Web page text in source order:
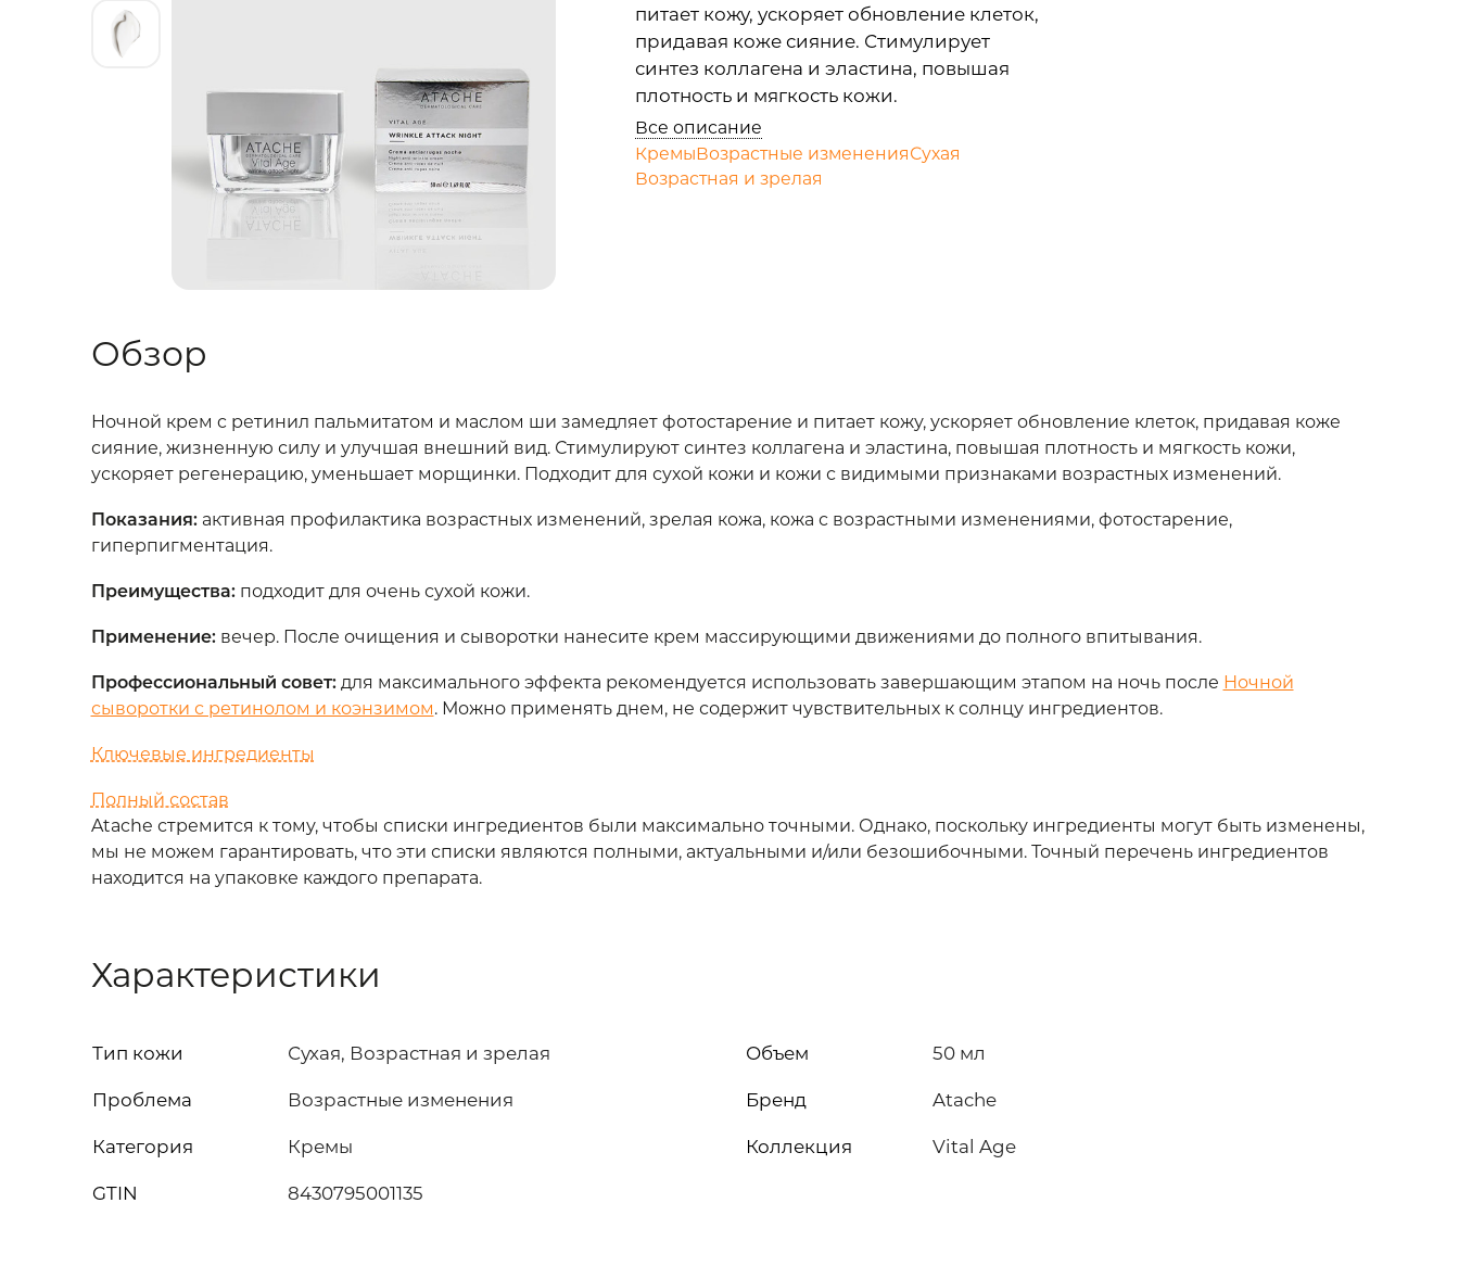
питает кожу, ускоряет обновление клеток,
придавая коже сияние. Стимулирует
синтез коллагена и эластина, повышая
плотность и мягкость кожи.
Все описание
КремыВозрастные измененияСухая
Возрастная и зрелая
Обзор
Ночной крем c ретинил пальмитатом и маслом ши замедляет фотостарение и питает кожу, ускоряет обновление клеток, придавая коже
сияние, жизненную силу и улучшая внешний вид. Стимулируют синтез коллагена и эластина, повышая плотность и мягкость кожи,
ускоряет регенерацию, уменьшает морщинки. Подходит для сухой кожи и кожи с видимыми признаками возрастных изменений.
Показания:активная профилактика возрастных изменений, зрелая кожа, кожа с возрастными изменениями, фотостарение,
гиперпигментация.
Преимущества:подходит для очень сухой кожи.
Применение:вечер. После очищения и сыворотки нанесите крем массирующими движениями до полного впитывания.
Профессиональный совет:для максимального эффекта рекомендуется использовать завершающим этапом на ночь после Ночной
сыворотки с ретинолом и коэнзимом. Можно применять днем, не содержит чувствительных к солнцу ингредиентов.
Ключевые ингредиенты
Полный состав
Atache стремится к тому, чтобы списки ингредиентов были максимально точными. Однако, поскольку ингредиенты могут быть изменены,
мы не можем гарантировать, что эти списки являются полными, актуальными и/или безошибочными. Точный перечень ингредиентов
находится на упаковке каждого препарата.
Характеристики
Тип кожи Сухая, Возрастная и зрелая
Проблема Возрастные изменения
Категория Кремы
GTIN 8430795001135
Объем 50 мл
Бренд Atache
Коллекция Vital Age